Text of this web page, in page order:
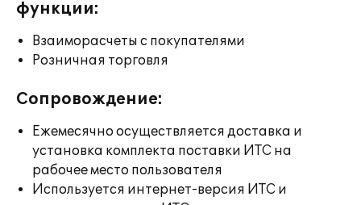
функции:
Взаиморасчеты с покупателями
Розничная торговля
Сопровождение:
Ежемесячно осуществляется доставка и
установка комплекта поставки ИТС на
рабочее место пользователя
Используется интернет-версия ИТС и